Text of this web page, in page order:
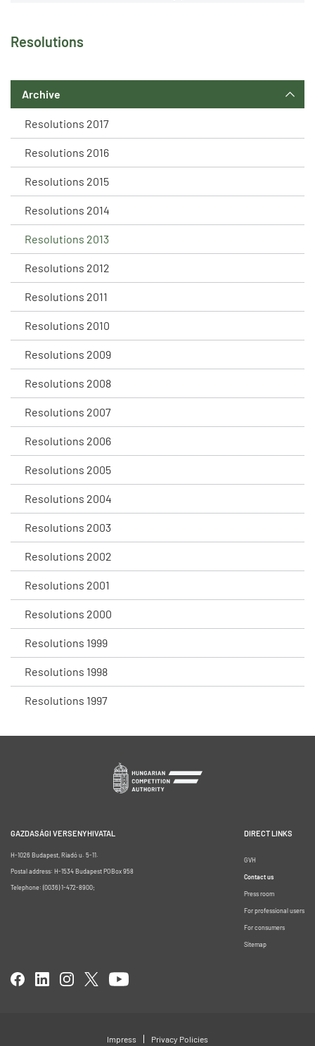
Resolutions
Archive
Resolutions 2017
Resolutions 2016
Resolutions 2015
Resolutions 2014
Resolutions 2013
Resolutions 2012
Resolutions 2011
Resolutions 2010
Resolutions 2009
Resolutions 2008
Resolutions 2007
Resolutions 2006
Resolutions 2005
Resolutions 2004
Resolutions 2003
Resolutions 2002
Resolutions 2001
Resolutions 2000
Resolutions 1999
Resolutions 1998
Resolutions 1997
GAZDASÁGI VERSENYHIVATAL
H-1026 Budapest, Riadó u. 5-11.
Postal address: H-1534 Budapest POBox 958
Telephone: (0036) 1-472-8900;
DIRECT LINKS
GVH
Contact us
Press room
For professional users
For consumers
Sitemap
Impress Privacy Policies